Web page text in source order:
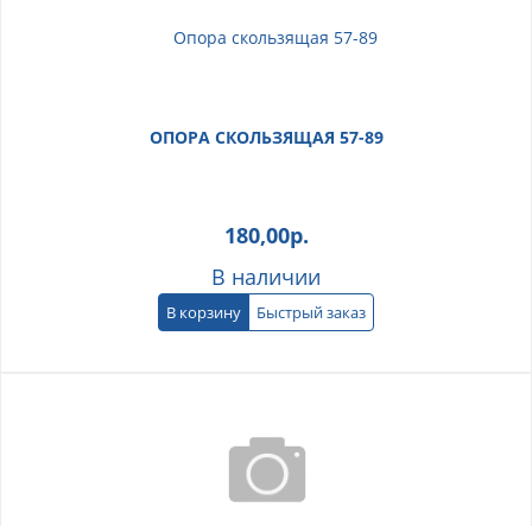
ОПОРА СКОЛЬЗЯЩАЯ 57-89
180,00р.
В наличии
В корзину Быстрый заказ